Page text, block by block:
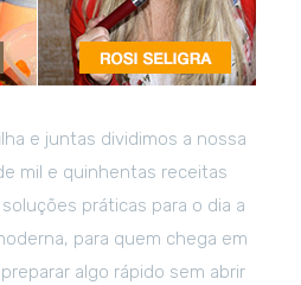
e juntas dividimos a nossa
mil e quinhentas receitas
práticas para o dia a
para quem chega em
algo rápido sem abrir